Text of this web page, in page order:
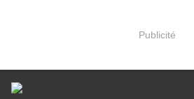
Publicité